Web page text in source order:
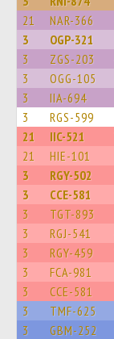
21 NAR-366
3 OGP-321
3 ZGS-203
3 OGG-105
3 IIA-694
3 RGS-599
21 IIC-521
21 HIE-101
3 RGY-502
3 CCE-581
3 TGT-893
3 RGJ-541
3 RGY-459
3 FCA-981
3 CCE-581
3 TMF-625
3 GBM-252